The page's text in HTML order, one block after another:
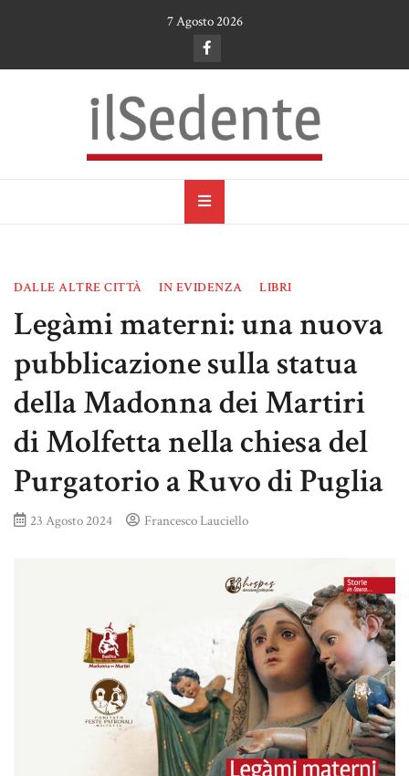
7 Agosto 2026
il Sedente
DALLE ALTRE CITTÀ IN EVIDENZA LIBRI
Legàmi materni: una nuova
pubblicazione sulla statua
della Madonna dei Martiri
di Molfetta nella chiesa del
Purgatorio a Ruvo di Puglia
23 Agosto 2024 Francesco Lauciello